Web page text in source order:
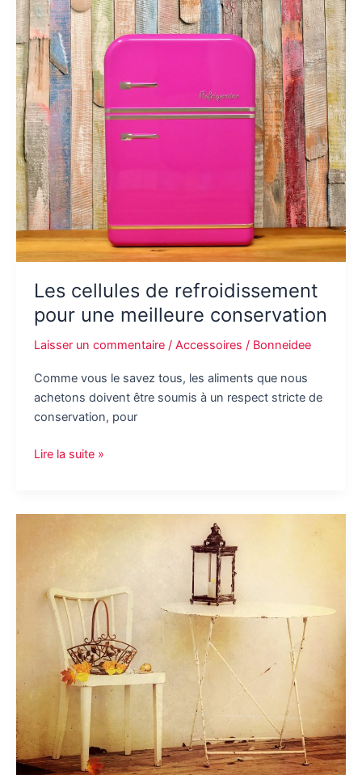
thérapeutique
Les cellules de refroidissement
pour une meilleure conservation
Laisser un commentaire / Accessoires / Bonneidee
Comme vous le savez tous, les aliments que nous
achetons doivent être soumis à un respect stricte de
conservation, pour
Les
refroidissement
conservation
Lire la suite »